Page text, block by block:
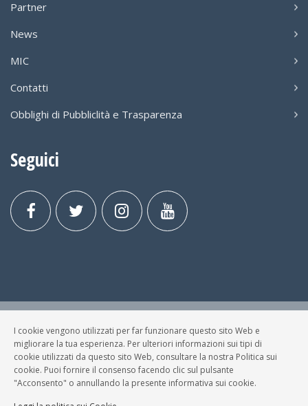
Partner
News
MIC
Contatti
Obblighi di Pubbliclità e Trasparenza
Seguici
© FESTA DELLA MUSICA BRESCIA Tutti i Diritti Riservati.
Privacy Policy
| Cookies
P. Iva e C.F.: 03699200980
I cookie vengono utilizzati per far funzionare questo sito Web e
migliorare la tua esperienza. Per ulteriori informazioni sui tipi di
cookie utilizzati da questo sito Web, consultare la nostra Politica sui
cookie. Puoi fornire il consenso facendo clic sul pulsante
"Acconsento" o annullando la presente informativa sui cookie.